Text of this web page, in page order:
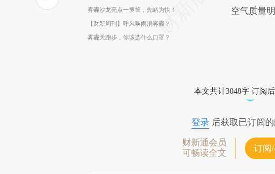
雾霾沙龙亮点一箩筐，先睹为快！
【财新周刊】呼风唤雨消雾霾？
雾霾天跑步，你该选什么口罩？
空气质量
本文共计3048字 订阅
登录后获取已订阅的
财新通会员
可畅读全文
订阅